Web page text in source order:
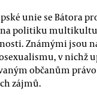
unie se Bátora
na politiku
Známými jsou
v nichž
občanům
zájmů.